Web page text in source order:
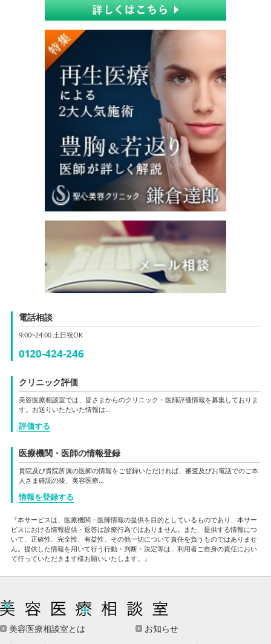
電話相談
9:00~24:00 土日祝OK
0120-424-246
クリニック評価
美容医療相談室では、皆さまからのクリニック・医師評価情報を募集しておりま
す。お送りいただいた情報は…
評価する
医療機関・医師の情報登録
貴院及び貴院所属の医師の情報をご登録いただければ、審査及びお電話でのご本
人さま確認の後、美容医療…
情報を登録する
『本サービスは、医療機関・医師情報の提供を目的としているものであり、本サー
ビスにおける情報提供・返答は診療行為ではありません。また、提供する情報につ
いて、正確性、完全性、有益性、その他一切について責任を負うものではありませ
ん。提供した情報を用いて行う行動・判断・決定等は、利用者ご自身の責任におい
て行っていただきます様お願いいたします。』
美容医療相談室とは
お知らせ